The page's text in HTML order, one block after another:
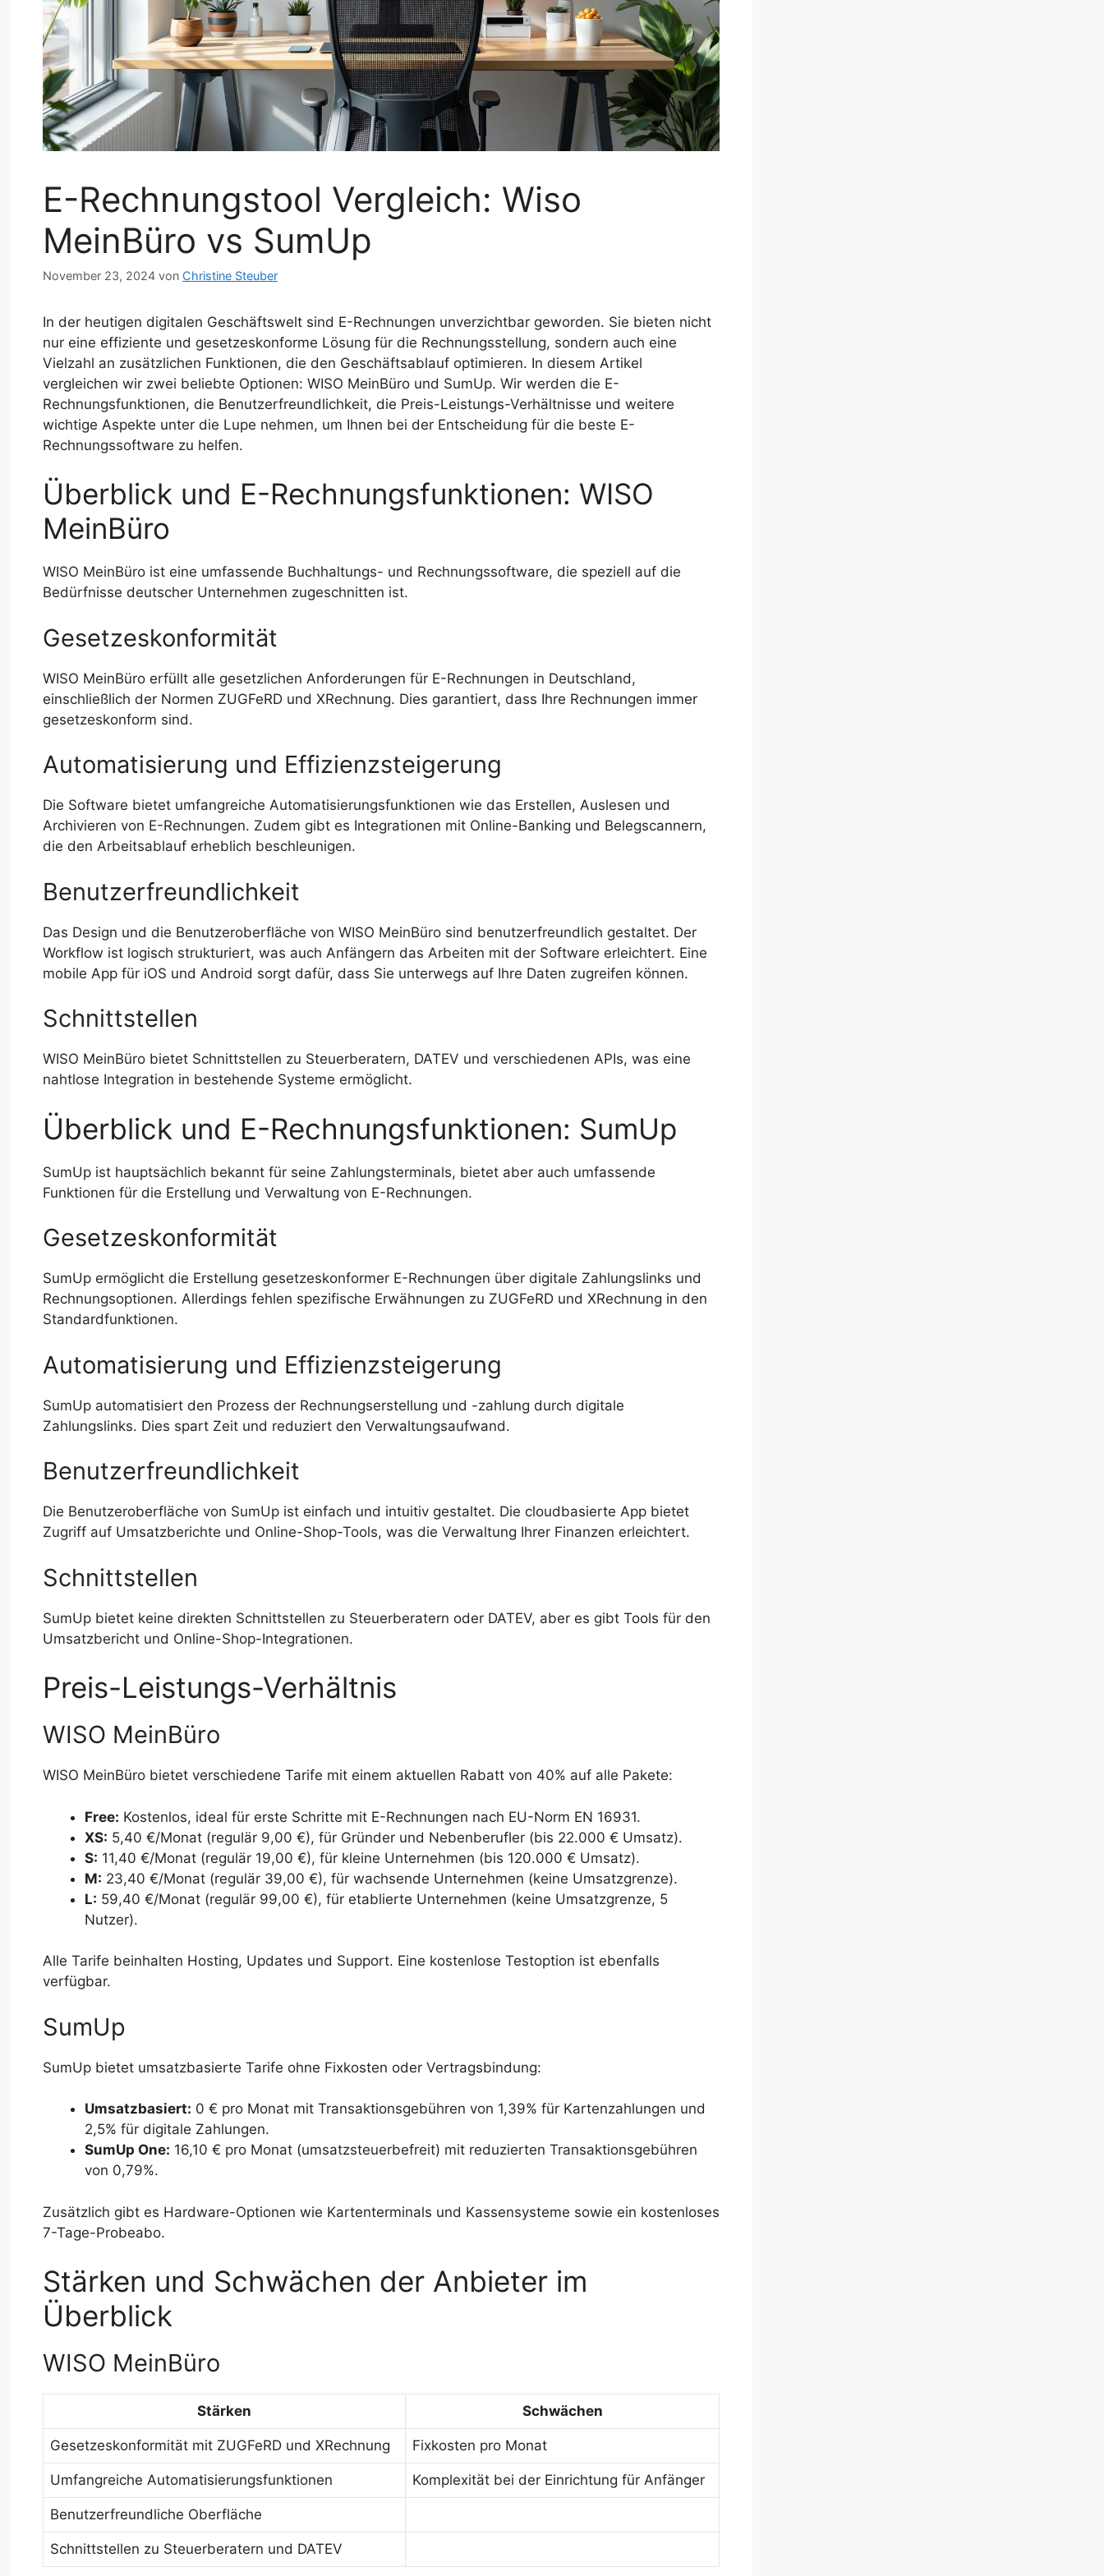
E-Rechnungstool Vergleich: Wiso
MeinBüro vs SumUp
November 23, 2024 von Christine Steuber
In der heutigen digitalen Geschäftswelt sind E-Rechnungen unverzichtbar geworden. Sie bieten nicht
nur eine effiziente und gesetzeskonforme Lösung für die Rechnungsstellung, sondern auch eine
Vielzahl an zusätzlichen Funktionen, die den Geschäftsablauf optimieren. In diesem Artikel
vergleichen wir zwei beliebte Optionen: WISO MeinBüro und SumUp. Wir werden die E-
Rechnungsfunktionen, die Benutzerfreundlichkeit, die Preis-Leistungs-Verhältnisse und weitere
wichtige Aspekte unter die Lupe nehmen, um Ihnen bei der Entscheidung für die beste E-
Rechnungssoftware zu helfen.
Überblick und E-Rechnungsfunktionen: WISO
MeinBüro
WISO MeinBüro ist eine umfassende Buchhaltungs- und Rechnungssoftware, die speziell auf die
Bedürfnisse deutscher Unternehmen zugeschnitten ist.
Gesetzeskonformität
WISO MeinBüro erfüllt alle gesetzlichen Anforderungen für E-Rechnungen in Deutschland,
einschließlich der Normen ZUGFeRD und XRechnung. Dies garantiert, dass Ihre Rechnungen immer
gesetzeskonform sind.
Automatisierung und Effizienzsteigerung
Die Software bietet umfangreiche Automatisierungsfunktionen wie das Erstellen, Auslesen und
Archivieren von E-Rechnungen. Zudem gibt es Integrationen mit Online-Banking und Belegscannern,
die den Arbeitsablauf erheblich beschleunigen.
Benutzerfreundlichkeit
Das Design und die Benutzeroberfläche von WISO MeinBüro sind benutzerfreundlich gestaltet. Der
Workflow ist logisch strukturiert, was auch Anfängern das Arbeiten mit der Software erleichtert. Eine
mobile App für iOS und Android sorgt dafür, dass Sie unterwegs auf Ihre Daten zugreifen können.
Schnittstellen
WISO MeinBüro bietet Schnittstellen zu Steuerberatern, DATEV und verschiedenen APIs, was eine
nahtlose Integration in bestehende Systeme ermöglicht.
Überblick und E-Rechnungsfunktionen: SumUp
SumUp ist hauptsächlich bekannt für seine Zahlungsterminals, bietet aber auch umfassende
Funktionen für die Erstellung und Verwaltung von E-Rechnungen.
Gesetzeskonformität
SumUp ermöglicht die Erstellung gesetzeskonformer E-Rechnungen über digitale Zahlungslinks und
Rechnungsoptionen. Allerdings fehlen spezifische Erwähnungen zu ZUGFeRD und XRechnung in den
Standardfunktionen.
Automatisierung und Effizienzsteigerung
SumUp automatisiert den Prozess der Rechnungserstellung und -zahlung durch digitale
Zahlungslinks. Dies spart Zeit und reduziert den Verwaltungsaufwand.
Benutzerfreundlichkeit
Die Benutzeroberfläche von SumUp ist einfach und intuitiv gestaltet. Die cloudbasierte App bietet
Zugriff auf Umsatzberichte und Online-Shop-Tools, was die Verwaltung Ihrer Finanzen erleichtert.
Schnittstellen
SumUp bietet keine direkten Schnittstellen zu Steuerberatern oder DATEV, aber es gibt Tools für den
Umsatzbericht und Online-Shop-Integrationen.
Preis-Leistungs-Verhältnis
WISO MeinBüro
WISO MeinBüro bietet verschiedene Tarife mit einem aktuellen Rabatt von 40% auf alle Pakete:
Free: Kostenlos, ideal für erste Schritte mit E-Rechnungen nach EU-Norm EN 16931.
XS: 5,40 €/Monat (regulär 9,00 €), für Gründer und Nebenberufler (bis 22.000 € Umsatz).
S: 11,40 €/Monat (regulär 19,00 €), für kleine Unternehmen (bis 120.000 € Umsatz).
M: 23,40 €/Monat (regulär 39,00 €), für wachsende Unternehmen (keine Umsatzgrenze).
L: 59,40 €/Monat (regulär 99,00 €), für etablierte Unternehmen (keine Umsatzgrenze, 5
Nutzer).
Alle Tarife beinhalten Hosting, Updates und Support. Eine kostenlose Testoption ist ebenfalls
verfügbar.
SumUp
SumUp bietet umsatzbasierte Tarife ohne Fixkosten oder Vertragsbindung:
Umsatzbasiert: 0 € pro Monat mit Transaktionsgebühren von 1,39% für Kartenzahlungen und
2,5% für digitale Zahlungen.
SumUp One: 16,10 € pro Monat (umsatzsteuerbefreit) mit reduzierten Transaktionsgebühren
von 0,79%.
Zusätzlich gibt es Hardware-Optionen wie Kartenterminals und Kassensysteme sowie ein kostenloses
7-Tage-Probeabo.
Stärken und Schwächen der Anbieter im
Überblick
WISO MeinBüro
Stärken Schwächen
Gesetzeskonformität mit ZUGFeRD und XRechnung Fixkosten pro Monat
Umfangreiche Automatisierungsfunktionen Komplexität bei der Einrichtung für Anfänger
Benutzerfreundliche Oberfläche
Schnittstellen zu Steuerberatern und DATEV